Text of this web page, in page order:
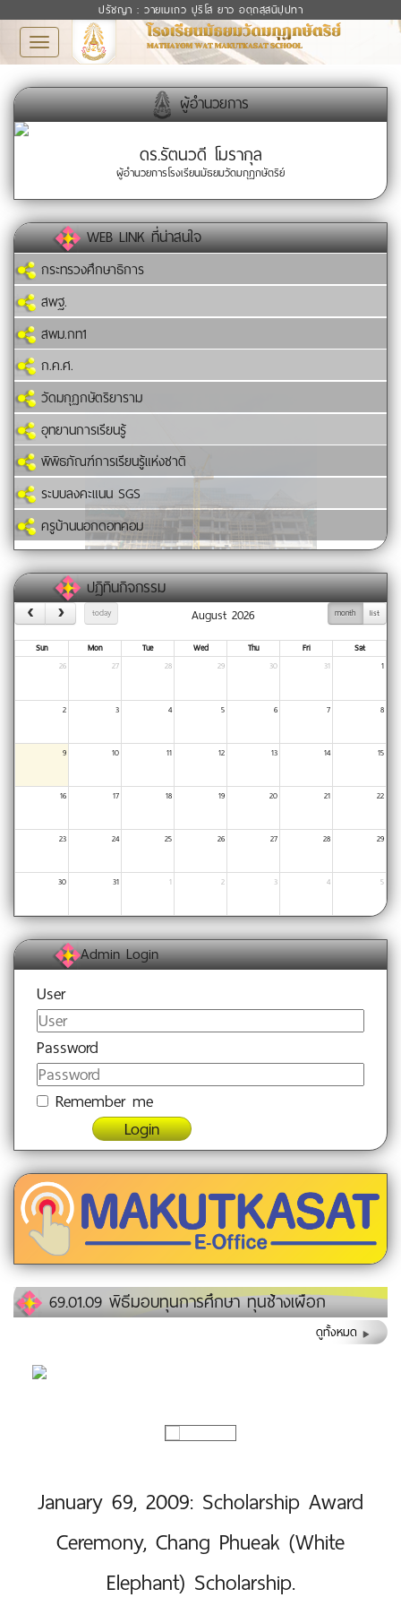
ปรัชญา : วายเมเถว ปุริโส ยาว อตฺถสฺสนิปฺปทา
Toggle
navigation
ผู้อำนวยการ
ดร.รัตนวดี โมรากุล
ผู้อำนวยการโรงเรียนมัธยมวัดมกุฏกษัตริย์
WEB LINK ที่น่าสนใจ
กระทรวงศึกษาธิการ
สพฐ.
สพม.กท1
ก.ค.ศ.
วัดมกุฏกษัตริยาราม
อุทยานการเรียนรู้
พิพิธภัณฑ์การเรียนรู้แห่งชาติ
ระบบลงคะแนน SGS
ครูบ้านนอกดอทคอม
ปฏิทินกิจกรรม
today month list
August 2026
Sun Mon Tue Wed Thu Fri
Sat
26
27 28 29 30 31 1
2 3 4 5 6 7 8
9 10 11 12 13 14 15
16 17 18 19 20 21 22
23 24 25 26 27 28 29
30 31 1 2 3 4 5
Admin Login
User
Password
Remember me
Login
69.01.09 พิธีมอบทุนการศึกษา ทุนช้างเผือก
ดูทั้งหมด
January 69, 2009: Scholarship Award
Ceremony, Chang Phueak (White
Elephant) Scholarship.